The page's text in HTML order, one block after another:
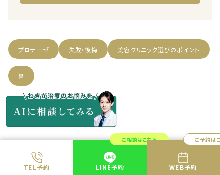
TEL予約
ご相談はこちら
LINE予約
ご予約は
WEB予約
プロテーゼ 失敗・後悔 美容クリニック選びのポイント
鼻
このページの監修・執筆医師